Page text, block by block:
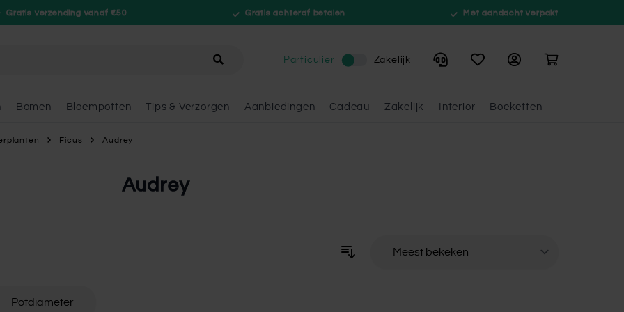
Gratis verzending vanaf €50 Gratis achteraf betalen Met aandacht verpakt
Bomen Bloempotten Tips & Verzorgen Aanbiedingen Cadeau Zakelijk Interior Boeketten
Particulier Zakelijk Winkelwagen
Ficus Audrey
Audrey
Potdiameter